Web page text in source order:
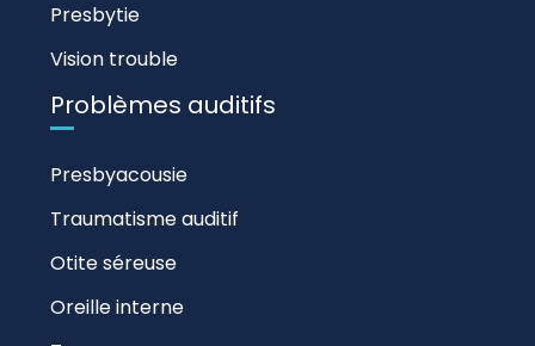
Presbytie
Vision trouble
Problèmes auditifs
Presbyacousie
Traumatisme auditif
Otite séreuse
Oreille interne